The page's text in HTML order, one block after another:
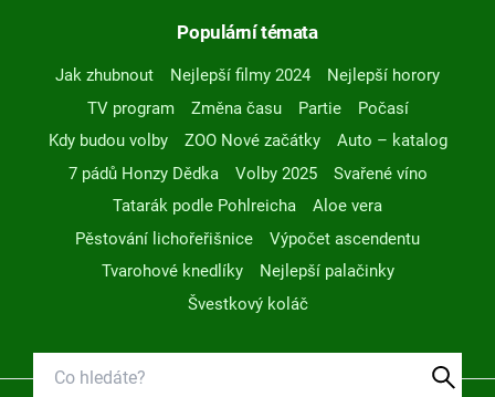
Populární témata
Jak zhubnout Nejlepší filmy 2024
Nejlepší horory
TV program
Změna času Partie
Počasí
Kdy budou volby
ZOO Nové začátky
Auto – katalog
7 pádů Honzy Dědka
Volby 2025
Svařené víno
Tatarák podle Pohlreicha
Aloe vera
Pěstování lichořeřišnice
Výpočet ascendentu
Tvarohové knedlíky
Nejlepší palačinky
Švestkový koláč